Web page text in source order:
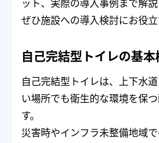
ット、実際の導入事例まで解説
ぜひ施設への導入検討にお役立
自己完結型トイレの基本
自己完結型トイレは、上下水
い場所でも衛生的な環境を保
す。
災害時やインフラ未整備地域